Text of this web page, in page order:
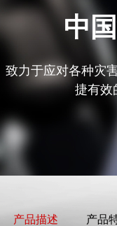
中
致力于应对各种灾
捷有效
产品描述 产品